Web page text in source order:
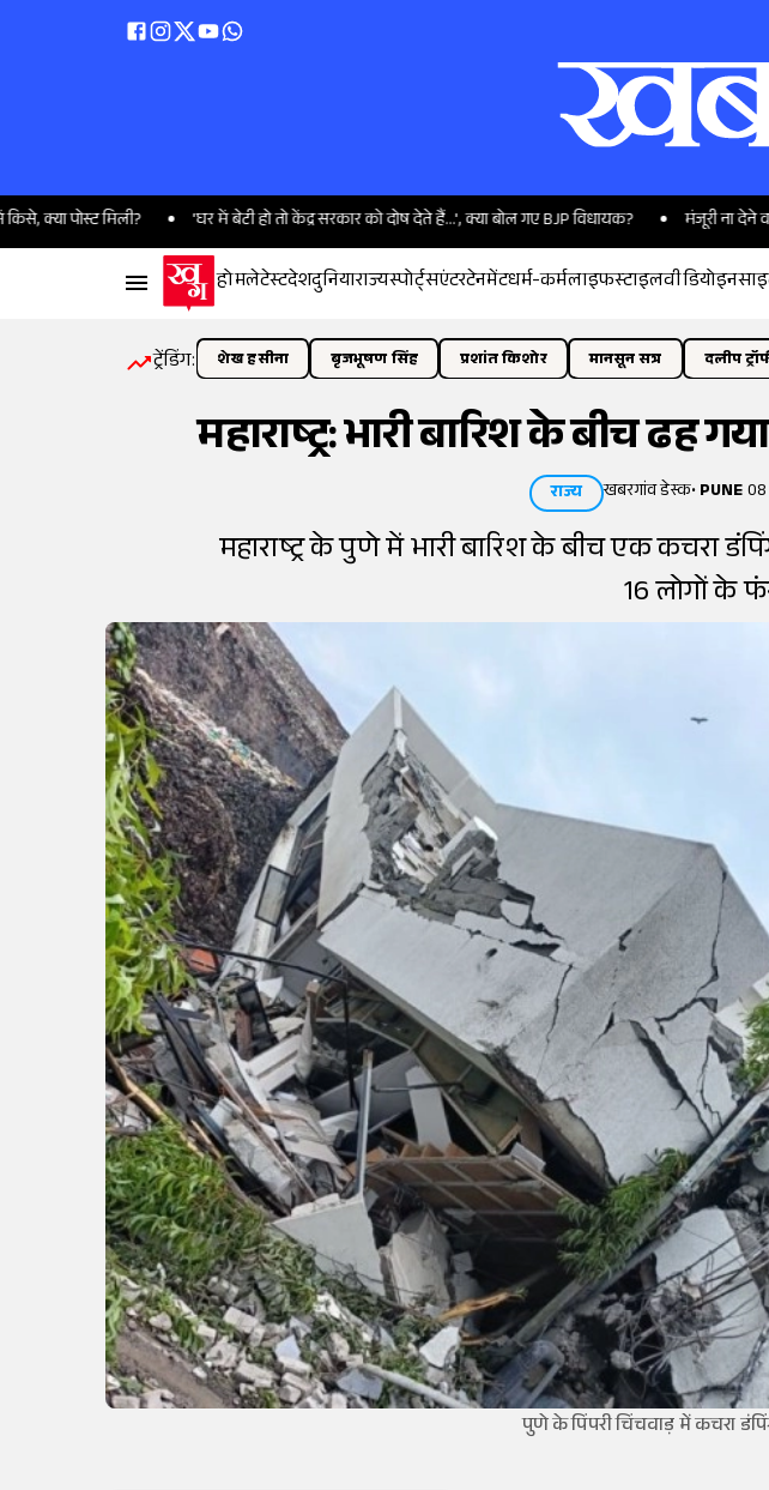
पोस्ट मिली? 'घर में बेटी हो तो केंद्र सरकार को दोष देते हैं...', क्या बोल गए BJP विधायक? मंजूरी ना देने वाला
होमलेटेस्टदेशदुनियाराज्यस्पोर्ट्सएंटरटेनमेंटधर्म-कर्मलाइफस्टाइलवीडियो
ट्रेंडिंग: शेख हसीना बृजभूषण सिंह प्रशांत किशोर मानसून सत्र दलीप
महाराष्ट्र: भारी बारिश के बीच ढह
राज्य खबरगांव डेस्क•PUNE
महाराष्ट्र के पुणे में भारी बारिश के बीच एक कचरा
16 लोगों के
पुणे के पिंपरी चिंचवाड़ में कचरा